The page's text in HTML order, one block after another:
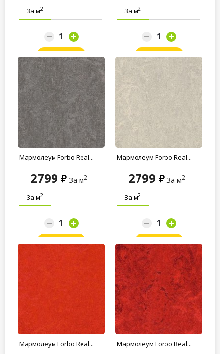
За м2 За м2
Мармолеум Forbo Real...
2799 За м2
За м2
Мармолеум Forbo Real...
2799 За м2
За м2
Мармолеум Forbo Real... Мармолеум Forbo Real...